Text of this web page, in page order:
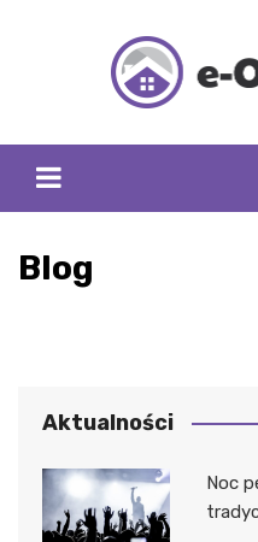
Blog
Aktualności
Noc